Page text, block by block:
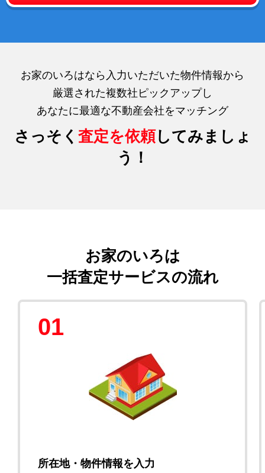
お家のいろはなら入力いただいた物件情報から
厳選された複数社ピックアップし
あなたに最適な不動産会社をマッチング
さっそく 査定を依頼してみましょ
う！
お家のいろは
一括査定サービスの流れ
01
所在地・物件情報を入力